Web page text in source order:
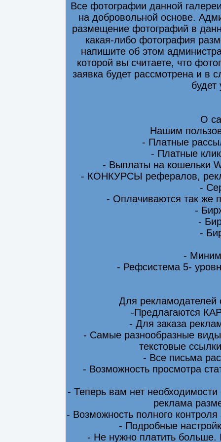
Все фотографии данной
на добровольной основе.
размещение фотографий в
какая-либо фотография
напишите об этом
которой вы считаете, что
заявка будет рассмотрена и в
будет
О
Нашим
- Платные
- Платные
- Выплаты на кошельки
- КОНКУРСЫ рефералов,
-
- Оплачиваются так же
-
-
-
-
- Рефсистема 5-
Для
-Предлагаются
- Для заказа
- Самые разнообразные
текстовые
- Все письма
- Возможность просмотра
- Теперь вам нет
реклама
- Возможность полного
- Подробные
- Не нужно платить больше.